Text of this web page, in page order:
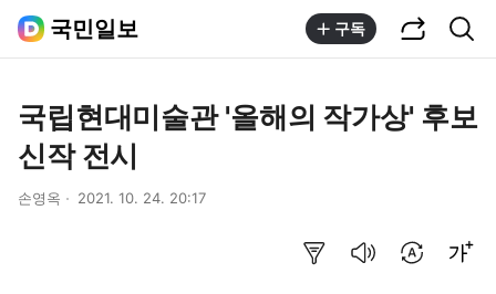
국민일보 구독
국립현대미술관 '올해의 작가상' 후보
신작 전시
손영옥 2021. 10. 24. 20:17